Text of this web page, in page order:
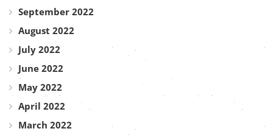
September 2022
August 2022
July 2022
June 2022
May 2022
April 2022
March 2022